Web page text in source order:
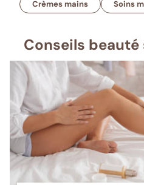
Crèmes mains
Soins
Conseils